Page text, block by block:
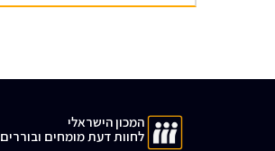
המכון הישראלי
לחוות דעת מומחים ובוררים